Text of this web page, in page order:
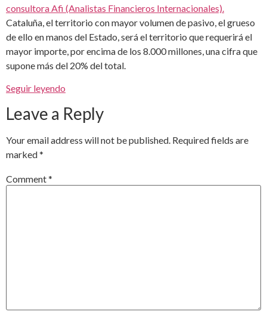
consultora Afi (Analistas Financieros Internacionales).
Cataluña, el territorio con mayor volumen de pasivo, el grueso
de ello en manos del Estado, será el territorio que requerirá el
mayor importe, por encima de los 8.000 millones, una cifra que
supone más del 20% del total.
Seguir leyendo
Leave a Reply
Your email address will not be published. Required fields are
marked*
Comment*